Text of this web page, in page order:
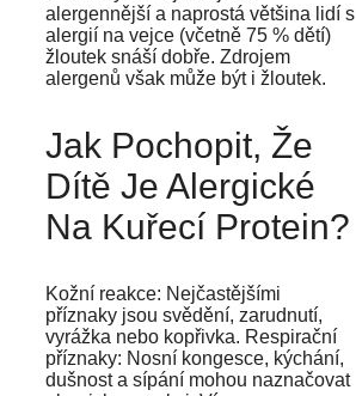
alergennější a naprostá většina lidí s
alergií na vejce (včetně 75 % dětí)
žloutek snáší dobře. Zdrojem
alergenů však může být i žloutek.
Jak Pochopit, Že
Dítě Je Alergické
Na Kuřecí Protein?
Kožní reakce: Nejčastějšími
příznaky jsou svědění, zarudnutí,
vyrážka nebo kopřivka. Respirační
příznaky: Nosní kongesce, kýchání,
dušnost a sípání mohou naznačovat